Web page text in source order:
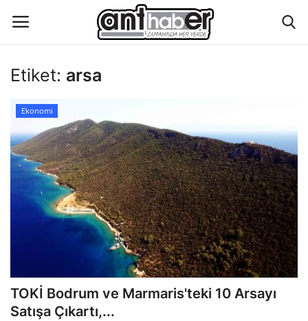
Eğitim
Aktüel Magazin
Hakkımızda
Çevre
Etiket: arsa
Ekonomi
TOKİ Bodrum ve Marmaris'teki 10 Arsayı
Satışa Çıkartı,...